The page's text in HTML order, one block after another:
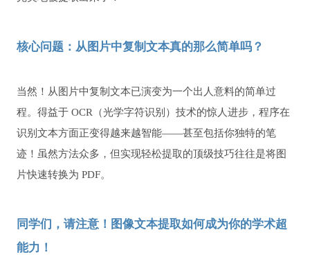
核心问题：从图片中复制文本真的那么简单吗？
当然！从图片中复制文本已演变为一个出人意料的简单过
程。得益于 OCR（光学字符识别）技术的惊人进步，程序在
识别文本方面正变得越来越智能——甚至包括你独特的笔
迹！虽然方法众多，但实现轻松提取的顶级技巧往往是将图
片快速转换为 PDF。
同学们，请注意！图像文本提取如何成为你的学术超
能力！